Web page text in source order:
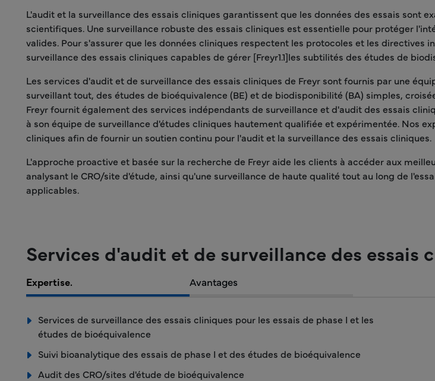
L'audit et la surveillance des essais cliniques garantissent que les données des essais sont
scientifiques. Une surveillance robuste des essais cliniques est essentielle pour protéger
valides. Pour s'assurer que les données cliniques respectent les protocoles et les
surveillance des essais cliniques capables de gérer [Freyr1.1]les subtilités des études de
Les services d'audit et de surveillance des essais cliniques de Freyr sont fournis par une
surveillant tout, des études de bioéquivalence (BE) et de biodisponibilité (BA) simples,
Freyr fournit également des services indépendants de surveillance et d'audit des essais
à son équipe de surveillance d'études cliniques hautement qualifiée et expérimentée. Nos
cliniques afin de fournir un soutien continu pour l'audit et la surveillance des essais cliniques.
L'approche proactive et basée sur la recherche de Freyr aide les clients à accéder aux
analysant le CRO/site d'étude, ainsi qu'une surveillance de haute qualité tout au long de
applicables.
Services d'audit et de surveillance des essais
Expertise. Avantages
Services de surveillance des essais cliniques pour les essais de phase I et les
études de bioéquivalence
Suivi bioanalytique des essais de phase I et des études de bioéquivalence
Audit des CRO/sites d'étude de bioéquivalence